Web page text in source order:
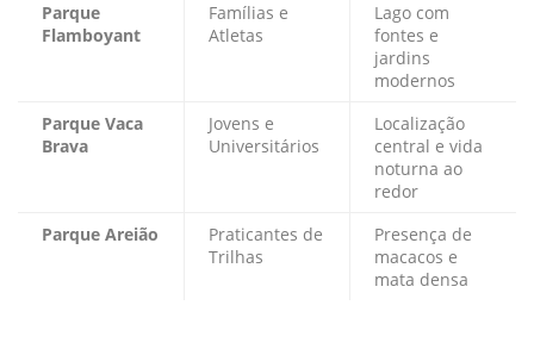
Parque
Flamboyant
Famílias e
Atletas
Lago com
fontes e
jardins
modernos
Parque Vaca
Brava
Jovens e
Universitários
Localização
central e vida
noturna ao
redor
Parque Areião
Praticantes de
Trilhas
Presença de
macacos e
mata densa